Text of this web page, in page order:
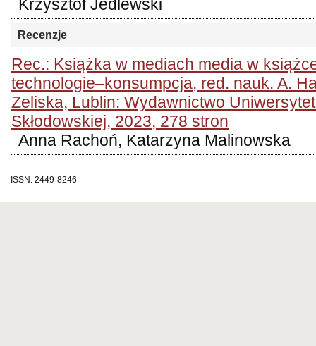
Krzysztof Jedlewski
Recenzje
Rec.: Książka w mediach media w
technologie–konsumpcja, red. nauk. A.
Zeliska, Lublin: Wydawnictwo
Skłodowskiej, 2023, 278 stron
Anna Rachoń, Katarzyna Malinowska
ISSN: 2449-8246